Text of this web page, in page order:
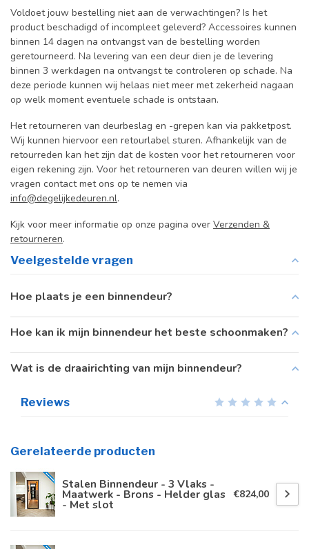
Voldoet jouw bestelling niet aan de verwachtingen? Is het
product beschadigd of incompleet geleverd? Accessoires kunnen
binnen 14 dagen na ontvangst van de bestelling worden
geretourneerd. Na levering van een deur dien je de levering
binnen 3 werkdagen na ontvangst te controleren op schade. Na
deze periode kunnen wij helaas niet meer met zekerheid nagaan
op welk moment eventuele schade is ontstaan.
Het retourneren van deurbeslag en -grepen kan via pakketpost.
Wij kunnen hiervoor een retourlabel sturen. Afhankelijk van de
retourreden kan het zijn dat de kosten voor het retourneren voor
eigen rekening zijn. Voor het retourneren van deuren willen wij je
vragen contact met ons op te nemen via
info@degelijkedeuren.nl.
Kijk voor meer informatie op onze pagina over Verzenden &
retourneren.
Veelgestelde vragen
Hoe plaats je een binnendeur?
Hoe kan ik mijn binnendeur het beste schoonmaken?
Wat is de draairichting van mijn binnendeur?
Reviews
Gerelateerde producten
Stalen Binnendeur - 3 Vlaks -
Maatwerk - Brons - Helder glas
- Met slot
€824,00